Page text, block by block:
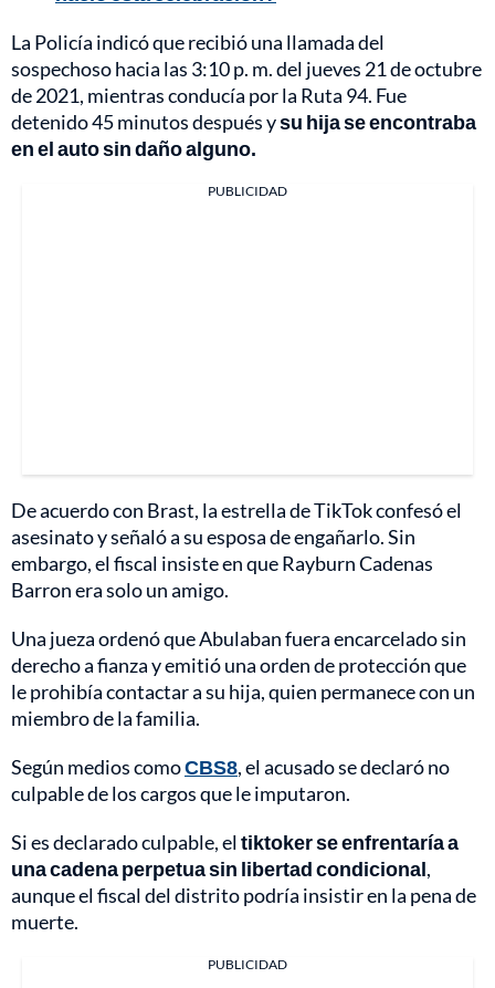
La Policía indicó que recibió una llamada del
sospechoso hacia las 3:10 p. m. del jueves 21 de octubre
de 2021, mientras conducía por la Ruta 94. Fue
detenido 45 minutos después ysu hija se encontraba
en el auto sin daño alguno.
PUBLICIDAD
De acuerdo con Brast, la estrella de TikTok confesó el
asesinato y señaló a su esposa de engañarlo. Sin
embargo, el fiscal insiste en que Rayburn Cadenas
Barron era solo un amigo.
Una jueza ordenó que Abulaban fuera encarcelado sin
derecho a fianza y emitió una orden de protección que
le prohibía contactar a su hija, quien permanece con un
miembro de la familia.
Según medios comoCBS8, el acusado se declaró no
culpable de los cargos que le imputaron.
Si es declarado culpable, eltiktoker se enfrentaría a
una cadena perpetua sin libertad condicional,
aunque el fiscal del distrito podría insistir en la pena de
muerte.
PUBLICIDAD